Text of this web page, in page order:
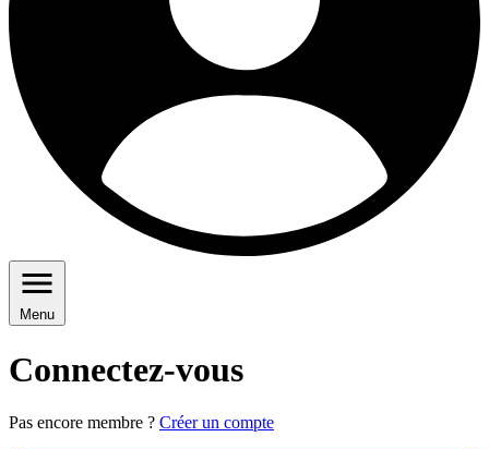
Menu
Connectez-vous
Pas encore membre ? Créer un compte